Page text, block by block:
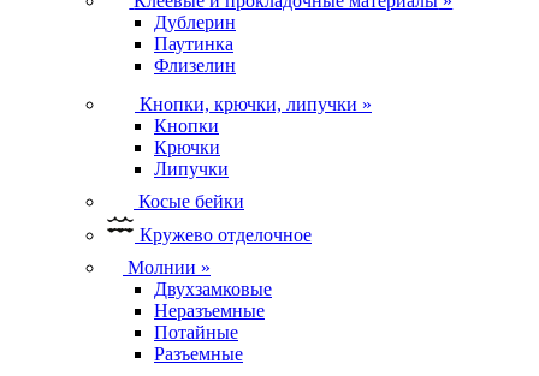
Дублерин
Паутинка
Флизелин
Кнопки, крючки, липучки »
Кнопки
Крючки
Липучки
Косые бейки
Кружево отделочное
Молнии »
Двухзамковые
Неразъемные
Потайные
Разъемные